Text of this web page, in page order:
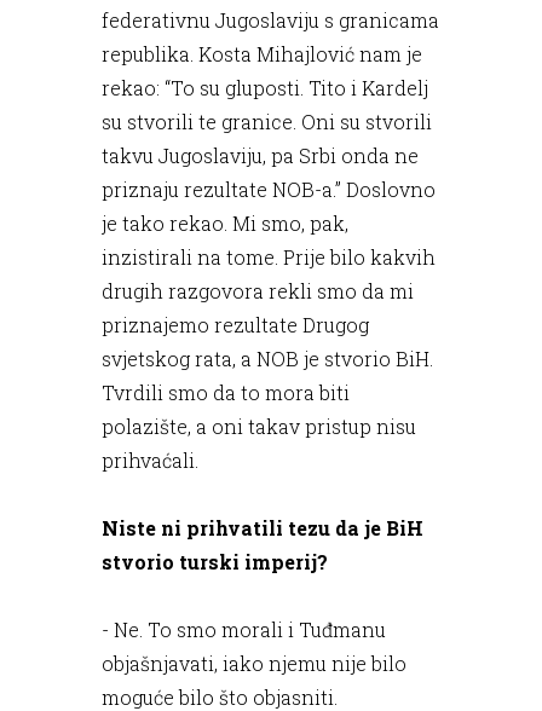
federativnu Jugoslaviju s granicama
republika. Kosta Mihajlović nam je
rekao: “To su gluposti. Tito i Kardelj
su stvorili te granice. Oni su stvorili
takvu Jugoslaviju, pa Srbi onda ne
priznaju rezultate NOB-a.” Doslovno
je tako rekao. Mi smo, pak,
inzistirali na tome. Prije bilo kakvih
drugih razgovora rekli smo da mi
priznajemo rezultate Drugog
svjetskog rata, a NOB je stvorio BiH.
Tvrdili smo da to mora biti
polazište, a oni takav pristup nisu
prihvaćali.
Niste ni prihvatili tezu da je BiH
stvorio turski imperij?
- Ne. To smo morali i Tuđmanu
objašnjavati, iako njemu nije bilo
moguće bilo što objasniti.